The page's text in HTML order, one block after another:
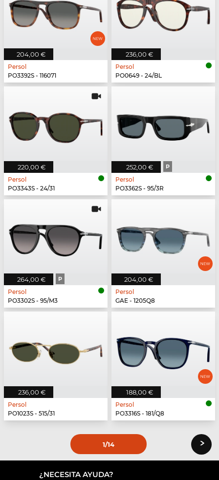
204,00 €
Persol
PO3392S - 116071
236,00 €
Persol
PO0649 - 24/BL
220,00 €
Persol
PO3343S - 24/31
252,00 € P
Persol
PO3362S - 95/3R
264,00 € P
Persol
PO3302S - 95/M3
204,00 €
Persol
GAE - 1205Q8
236,00 €
Persol
PO1023S - 515/31
188,00 €
Persol
PO3316S - 181/Q8
1/14 ›
¿NECESITA AYUDA?